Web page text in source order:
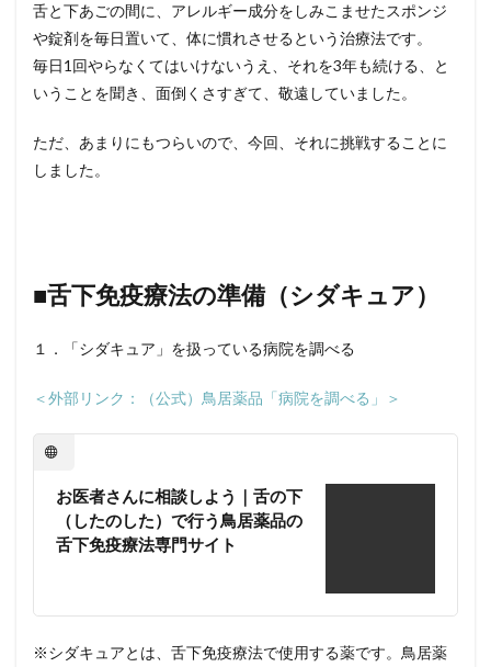
舌と下あごの間に、アレルギー成分をしみこませたスポンジ
や錠剤を毎日置いて、体に慣れさせるという治療法です。
毎日1回やらなくてはいけないうえ、それを3年も続ける、と
いうことを聞き、面倒くさすぎて、敬遠していました。
ただ、あまりにもつらいので、今回、それに挑戦することに
しました。
■舌下免疫療法の準備（シダキュア）
１．「シダキュア」を扱っている病院を調べる
＜外部リンク：（公式）鳥居薬品「病院を調べる」＞
お医者さんに相談しよう｜舌の下
（したのした）で行う鳥居薬品の
舌下免疫療法専門サイト
※シダキュアとは、舌下免疫療法で使用する薬です。鳥居薬